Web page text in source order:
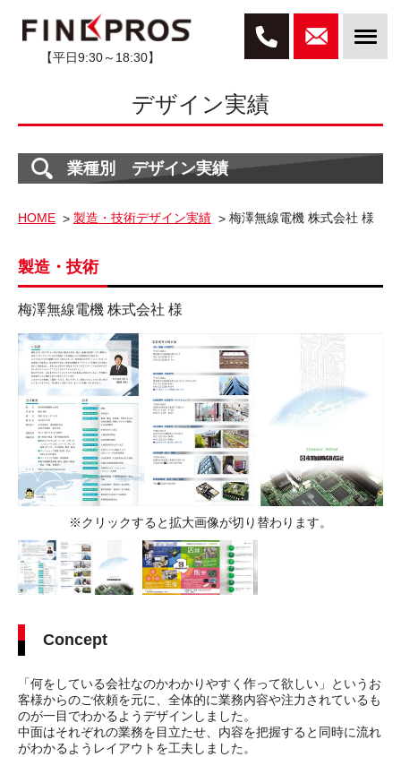
【平日9:30～18:30】
デザイン実績
業種別 デザイン実績
HOME 製造・技術デザイン実績 梅澤無線電機 株式会社 様
製造・技術
梅澤無線電機 株式会社 様
※クリックすると拡大画像が切り替わります。
Concept
「何をしている会社なのかわかりやすく作って欲しい」というお
客様からのご依頼を元に、全体的に業務内容や注力されているも
のが一目でわかるようデザインしました。
中面はそれぞれの業務を目立たせ、内容を把握すると同時に流れ
がわかるようレイアウトを工夫しました。